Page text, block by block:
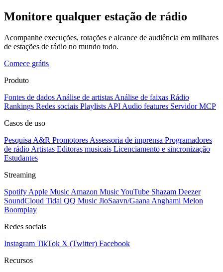
Monitore qualquer estação de rádio
Acompanhe execuções, rotações e alcance de audiência em milhares
de estações de rádio no mundo todo.
Comece grátis
Produto
Fontes de dados Análise de artistas Análise de faixas Rádio
Rankings Redes sociais Playlists API Audio features Servidor MCP
Casos de uso
Pesquisa A&R Promotores Assessoria de imprensa Programadores
de rádio Artistas Editoras musicais Licenciamento e sincronização
Estudantes
Streaming
Spotify Apple Music Amazon MusicYouTube Shazam Deezer
SoundCloud Tidal QQ Music JioSaavn/Gaana Anghami Melon
Boomplay
Redes sociais
Instagram TikTok X (Twitter) Facebook
Recursos